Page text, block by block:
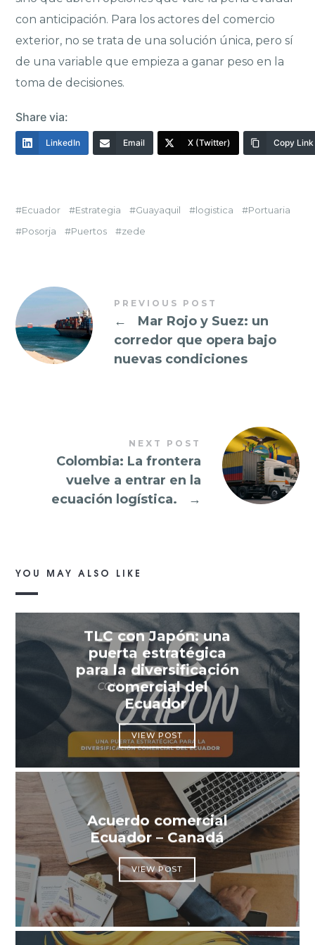
con anticipación. Para los actores del comercio
exterior, no se trata de una solución única, pero sí
de una variable que empieza a ganar peso en la
toma de decisiones.
Share via:
LinkedIn Email X (Twitter) Copy Link
Ecuador Estrategia Guayaquil logistica
Portuaria
Posorja
Puertos zede
PREVIOUS POST
←
Mar Rojo y Suez: un
corredor que opera bajo
nuevas condiciones
NEXT POST
Colombia: La frontera
vuelve a entrar en la
ecuación logística.
→
YOU MAY ALSO LIKE
TLC con Japón: una
puerta estratégica
para la diversificación
comercial del
Ecuador
VIEW POST
Acuerdo comercial
Ecuador – Canadá
VIEW POST